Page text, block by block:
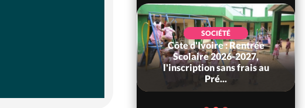
SOCIÉTÉ
Côte d'Ivoire : Rentrée
Scolaire 2026-2027,
l'inscription sans frais au
Pré...